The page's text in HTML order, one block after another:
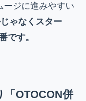
ージに進みやすい
ゃなくスター
です。
「OTOCON併